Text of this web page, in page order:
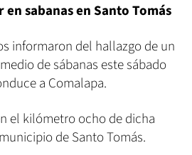
sabanas en Santo Tomás
informaron del hallazgo de un
de sábanas este sábado
a Comalapa.
el kilómetro ocho de dicha
de Santo Tomás.